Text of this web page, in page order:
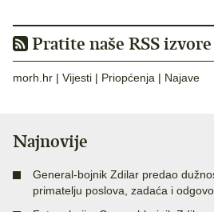
Pratite naše RSS izvore
morh.hr | Vijesti | Priopćenja | Najave
Najnovije
General-bojnik Zdilar predao
primatelju poslova, zadaća i